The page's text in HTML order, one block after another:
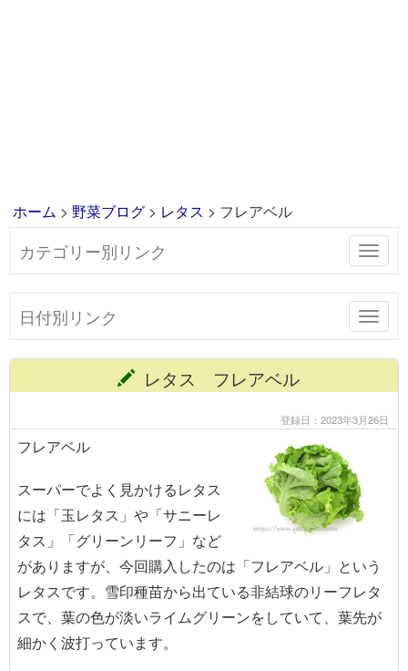
ホーム > 野菜ブログ > レタス > フレアベル
カテゴリー別リンク
日付別リンク
レタス フレアベル
登録日：2023年3月26日
フレアベル
スーパーでよく見かけるレタス
には「玉レタス」や「サニーレ
タス」「グリーンリーフ」など
がありますが、今回購入したのは「フレアベル」という
レタスです。雪印種苗から出ている非結球のリーフレタ
スで、葉の色が淡いライムグリーンをしていて、葉先が
細かく波打っています。